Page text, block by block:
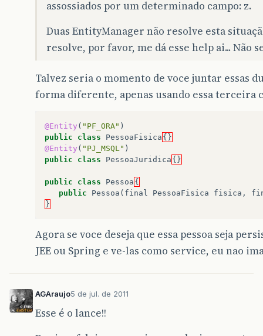
assossiados por um determinado campo: z.
Duas EntityManager não resolve esta
resolve, por favor, me dá esse help ai... Não
Talvez seria o momento de voce juntar essas
forma diferente, apenas usando essa terceira
@Entity ( "PF_ORA" )
public
class PessoaFisica {}
@Entity ( "PJ_MSQL" )
public
class PessoaJuridica {}
public class Pessoa {
public
Pessoa ( final PessoaFisica fisica ,
}
Agora se voce deseja que essa pessoa seja
JEE ou Spring e ve-las como service, eu nao
AGAraujo5 de jul. de 2011
Esse é o lance!!